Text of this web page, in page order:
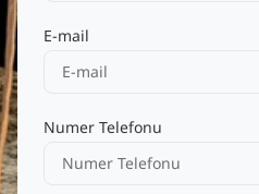
E-mail
Numer Telefonu